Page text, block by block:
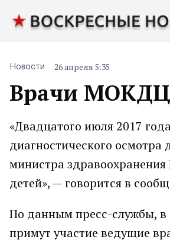
Врачи
Новости 26 апреля 5:35
«Двадцатого июля 2017
диагностического осмотра
министра здравоохранения
детей», — говорится в
По данным пресс-службы, в
примут участие ведущие